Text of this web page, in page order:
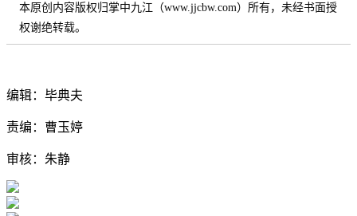
本原创内容版权归掌中九江（www.jjcbw.com）所有，未经书面授
权谢绝转载。
编辑：毕典夫
责编：曹玉婷
审核：朱静